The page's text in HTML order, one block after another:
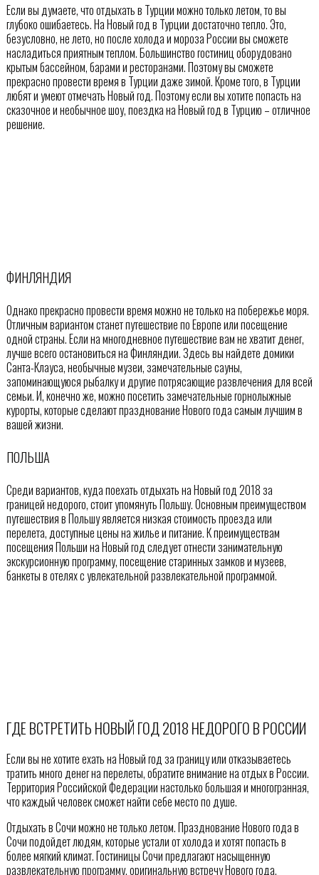
Если вы думаете, что отдыхать в Турции можно только летом, то вы
глубоко ошибаетесь. На Новый год в Турции достаточно тепло. Это,
безусловно, не лето, но после холода и мороза России вы сможете
насладиться приятным теплом. Большинство гостиниц оборудовано
крытым бассейном, барами и ресторанами. Поэтому вы сможете
прекрасно провести время в Турции даже зимой. Кроме того, в Турции
любят и умеют отмечать Новый год. Поэтому если вы хотите попасть на
сказочное и необычное шоу, поездка на Новый год в Турцию – отличное
решение.
ФИНЛЯНДИЯ
Однако прекрасно провести время можно не только на побережье моря.
Отличным вариантом станет путешествие по Европе или посещение
одной страны. Если на многодневное путешествие вам не хватит денег,
лучше всего остановиться на Финляндии. Здесь вы найдете домики
Санта-Клауса, необычные музеи, замечательные сауны,
запоминающуюся рыбалку и другие потрясающие развлечения для всей
семьи. И, конечно же, можно посетить замечательные горнолыжные
курорты, которые сделают празднование Нового года самым лучшим в
вашей жизни.
ПОЛЬША
Среди вариантов, куда поехать отдыхать на Новый год 2018 за
границей недорого, стоит упомянуть Польшу. Основным преимуществом
путешествия в Польшу является низкая стоимость проезда или
перелета, доступные цены на жилье и питание. К преимуществам
посещения Польши на Новый год следует отнести занимательную
экскурсионную программу, посещение старинных замков и музеев,
банкеты в отелях с увлекательной развлекательной программой.
ГДЕ ВСТРЕТИТЬ НОВЫЙ ГОД 2018 НЕДОРОГО В РОССИИ
Если вы не хотите ехать на Новый год за границу или отказываетесь
тратить много денег на перелеты, обратите внимание на отдых в России.
Территория Российской Федерации настолько большая и многогранная,
что каждый человек сможет найти себе место по душе.
Отдыхать в Сочи можно не только летом. Празднование Нового года в
Сочи подойдет людям, которые устали от холода и хотят попасть в
более мягкий климат. Гостиницы Сочи предлагают насыщенную
развлекательную программу, оригинальную встречу Нового года,